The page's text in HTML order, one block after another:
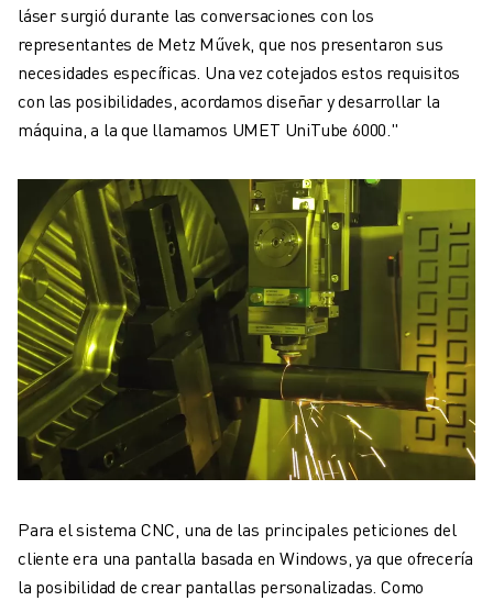
láser surgió durante las conversaciones con los
representantes de Metz Művek, que nos presentaron sus
necesidades específicas. Una vez cotejados estos requisitos
con las posibilidades, acordamos diseñar y desarrollar la
máquina, a la que llamamos UMET UniTube 6000."
Para el sistema CNC, una de las principales peticiones del
cliente era una pantalla basada en Windows, ya que ofrecería
la posibilidad de crear pantallas personalizadas. Como